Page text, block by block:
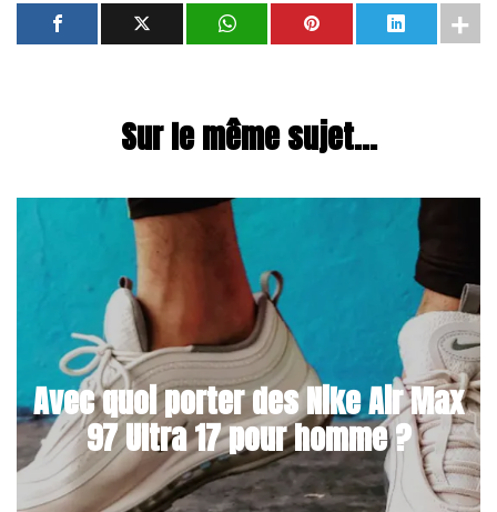
Sur le même sujet...
Avec quoi porter des Nike Air Max
97 Ultra 17 pour homme ?